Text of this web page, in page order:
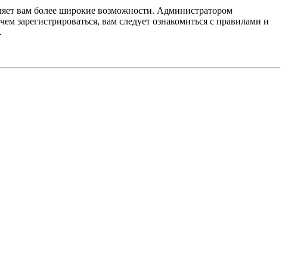
вам более широкие возможности. Администратором
зарегистрироваться, вам следует ознакомиться с правилами и